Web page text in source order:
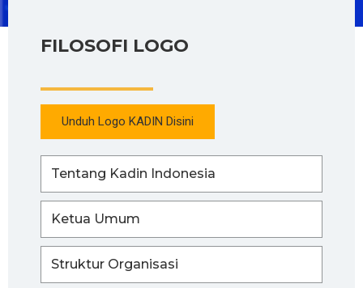
FILOSOFI LOGO
Unduh Logo KADIN Disini
Tentang Kadin Indonesia
Ketua Umum
Struktur Organisasi